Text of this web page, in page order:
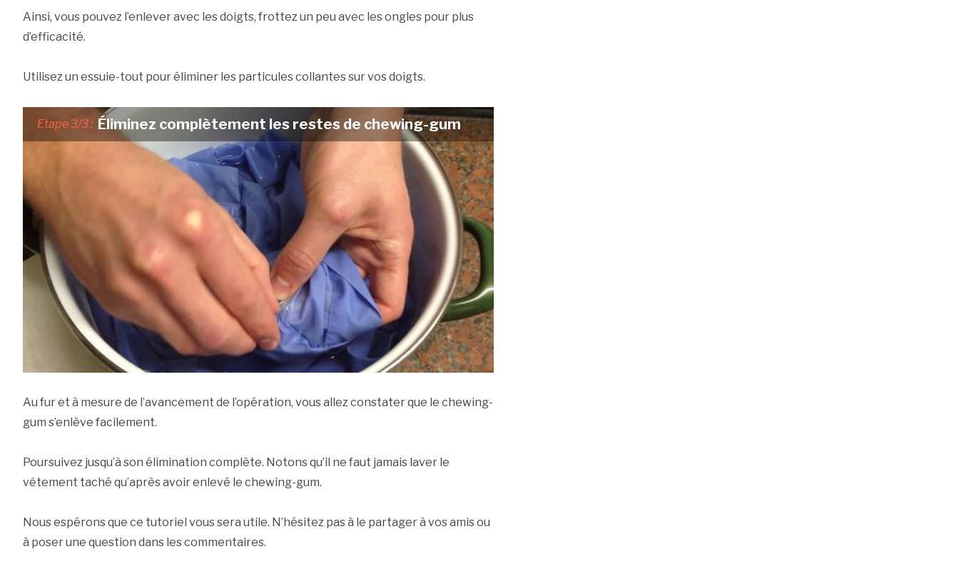
Ainsi, vous pouvez l’enlever avec les doigts, frottez un peu avec les ongles pour plus
d’efficacité.
Utilisez un essuie-tout pour éliminer les particules collantes sur vos doigts.
Etape 3/3 : Éliminez complètement les restes de chewing-gum
Au fur et à mesure de l’avancement de l’opération, vous allez constater que le chewing-
gum s’enlève facilement.
Poursuivez jusqu’à son élimination complète. Notons qu’il ne faut jamais laver le
vêtement taché qu’après avoir enlevé le chewing-gum.
Nous espérons que ce tutoriel vous sera utile. N’hésitez pas à le partager à vos amis ou
à poser une question dans les commentaires.